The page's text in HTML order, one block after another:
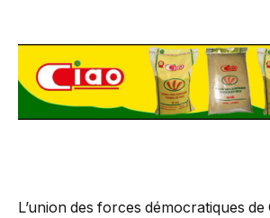
L’union des forces démocratiques de